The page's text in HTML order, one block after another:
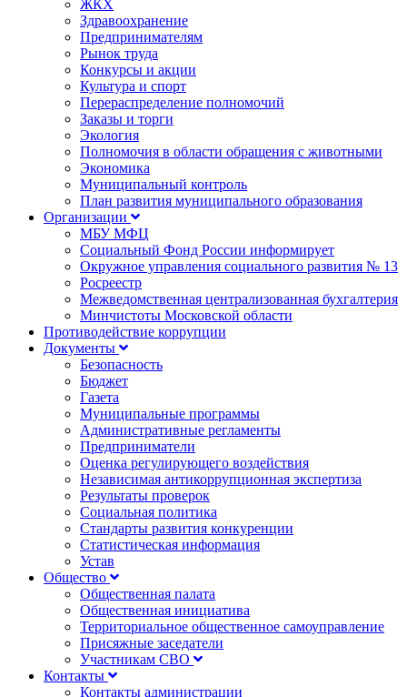
ЖКХ
Здравоохранение
Предпринимателям
Рынок труда
Конкурсы и акции
Культура и спорт
Перераспределение полномочий
Заказы и торги
Экология
Полномочия в области обращения с животными
Экономика
Муниципальный контроль
План развития муниципального образования
Организации
МБУ МФЦ
Социальный Фонд России информирует
Окружное управления социального развития № 13
Росреестр
Межведомственная централизованная бухгалтерия
Минчистоты Московской области
Противодействие коррупции
Документы
Безопасность
Бюджет
Газета
Муниципальные программы
Административные регламенты
Предприниматели
Оценка регулирующего воздействия
Независимая антикоррупционная экспертиза
Результаты проверок
Социальная политика
Стандарты развития конкуренции
Статистическая информация
Устав
Общество
Общественная палата
Общественная инициатива
Территориальное общественное самоуправление
Присяжные заседатели
Участникам СВО
Контакты
Контакты администрации